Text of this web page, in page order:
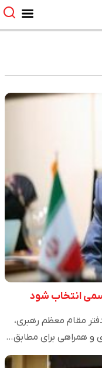
انتخاب شود
مقام معظم رهبری،
و همراهی برای مطابق…